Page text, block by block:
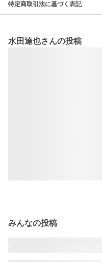
特定商取引法に基づく表記
水田達也さんの投稿
みんなの投稿